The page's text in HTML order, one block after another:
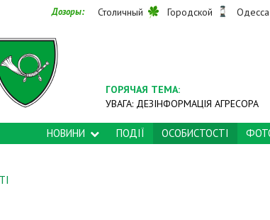
Дозоры: Столичный Городской Одесса
ГОРЯЧАЯ ТЕМА:
УВАГА: ДЕЗІНФОРМАЦІЯ АГРЕСОРА
НОВИНИ ПОДІЇ ОСОБИСТОСТІ